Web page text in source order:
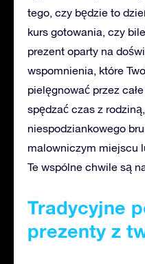
tego, czy będzie to
kurs gotowania, czy
prezent oparty na
wspomnienia, które
pielęgnować przez
spędzać czas z
niespodziankowego
malowniczym miejscu
Te wspólne chwile są
Tradycyjne
prezenty z